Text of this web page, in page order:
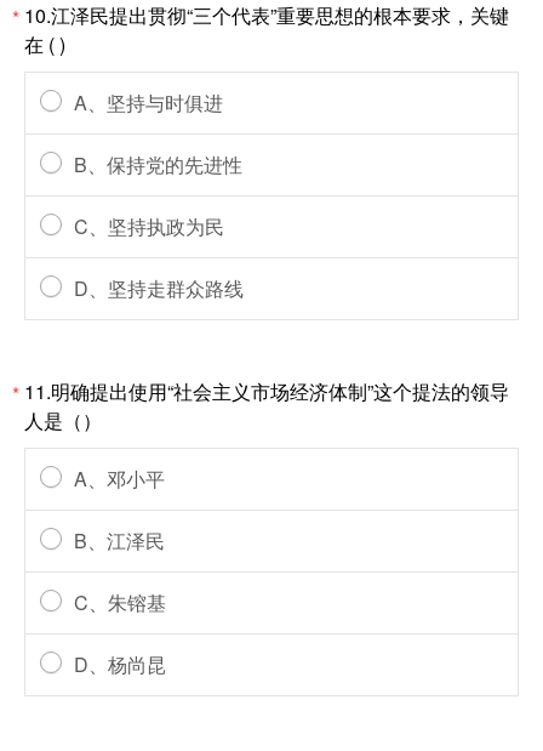
* 10.江泽民提出贯彻“三个代表”重要思想的根本要求，关键
在 ( )
A、坚持与时俱进
B、保持党的先进性
C、坚持执政为民
D、坚持走群众路线
* 11.明确提出使用“社会主义市场经济体制”这个提法的领导
人是（）
A、邓小平
B、江泽民
C、朱镕基
D、杨尚昆